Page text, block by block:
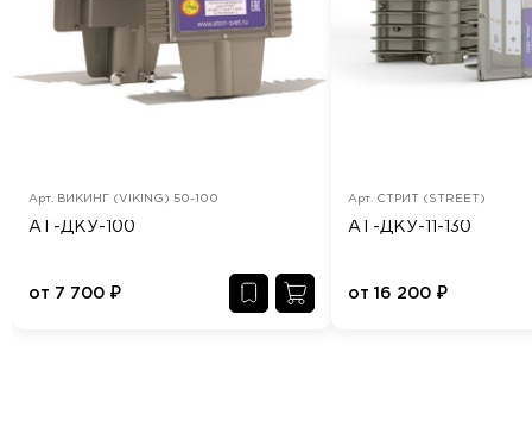
Арт. ВИКИНГ (VIKING) 50-100
АТ-ДКУ-100
от 7 700 ₽
Арт. СТРИТ (STREET)
АТ-ДКУ-11-130
от 16 200 ₽